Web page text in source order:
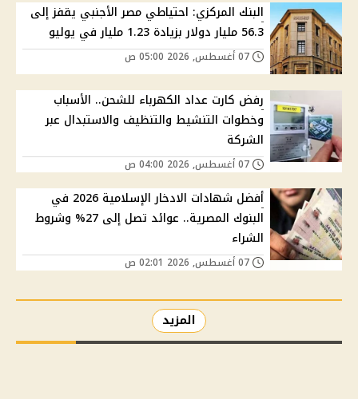
البنك المركزي: احتياطي مصر الأجنبي يقفز إلى
56.3 مليار دولار بزيادة 1.23 مليار في يوليو
رفض كارت عداد الكهرباء للشحن.. الأسباب
وخطوات التنشيط والتنظيف والاستبدال عبر
الشركة
أفضل شهادات الادخار الإسلامية 2026 في
البنوك المصرية.. عوائد تصل إلى 27% وشروط
الشراء
المزيد